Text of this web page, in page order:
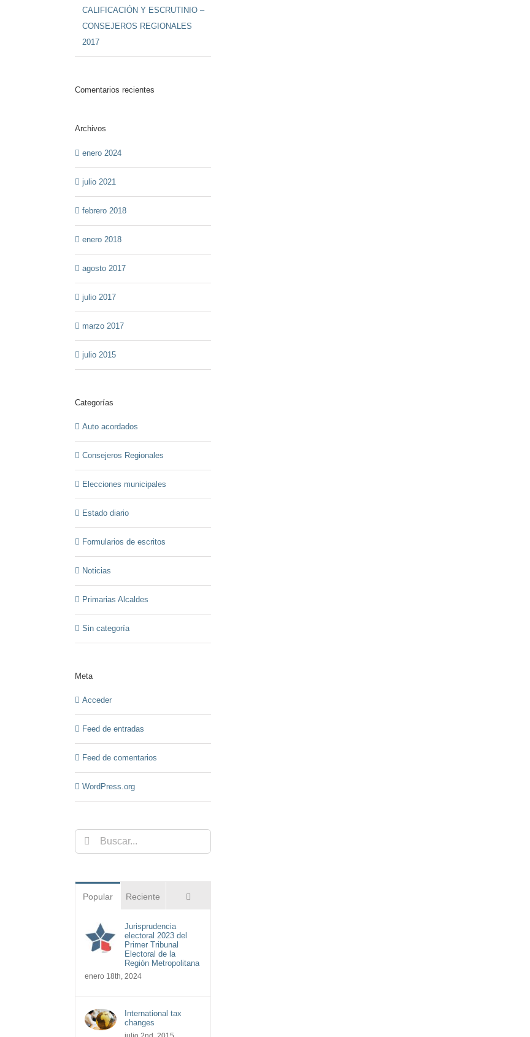
CALIFICACIÓN Y ESCRUTINIO –
CONSEJEROS REGIONALES
2017
Comentarios recientes
Archivos
enero 2024
julio 2021
febrero 2018
enero 2018
agosto 2017
julio 2017
marzo 2017
julio 2015
Categorías
Auto acordados
Consejeros Regionales
Elecciones municipales
Estado diario
Formularios de escritos
Noticias
Primarias Alcaldes
Sin categoría
Meta
Acceder
Feed de entradas
Feed de comentarios
WordPress.org
Buscar:
Popular Reciente
Jurisprudencia
electoral 2023 del
Primer Tribunal
Electoral de la
Región Metropolitana
enero 18th, 2024
International tax
changes